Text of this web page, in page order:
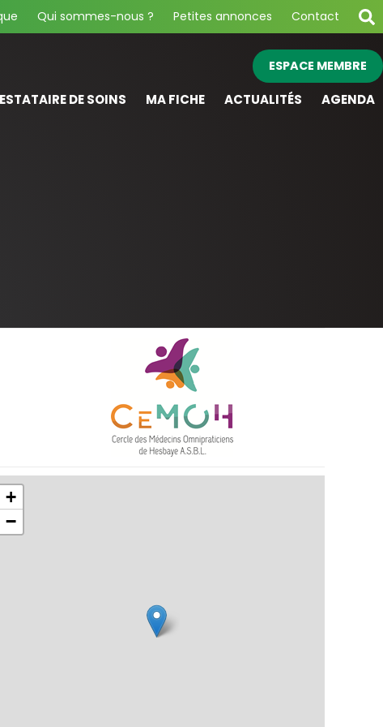
Qui sommes-nous ? Petites annonces Contact
ESPACE MEMBRE
DE SOINS MA FICHE ACTUALITÉS AGENDA
+
−